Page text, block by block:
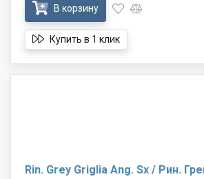
В корзину
Купить в 1 клик
Rin. Grey Griglia Ang. Sx / Рин.